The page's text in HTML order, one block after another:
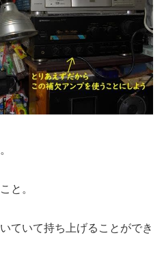
と。
ていて持ち上げることができ